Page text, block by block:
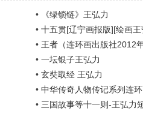
•
《绿锁链》王弘力
• 十五贯[辽宁画报版][绘画王
• 王者（连环画出版社2012
• 一坛银子王弘力
• 玄奘取经 王弘力
• 中华传奇人物传记系列连
• 三国故事等十一则-王弘力